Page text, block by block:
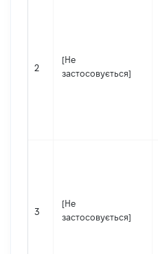
2
[Не
застосовується]
3
[Не
застосовується]